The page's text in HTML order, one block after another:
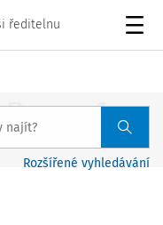
ředitelnu
Rozšířené vyhledávání